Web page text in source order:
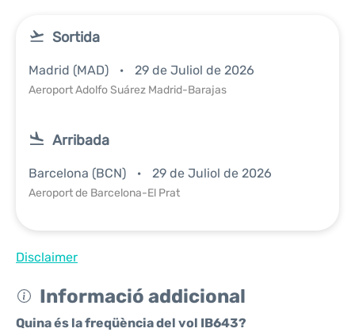
Sortida
Madrid (MAD) 29 de Juliol de 2026
Aeroport Adolfo Suárez Madrid-Barajas
Arribada
Barcelona (BCN) 29 de Juliol de 2026
Aeroport de Barcelona-El Prat
Disclaimer
Informació addicional
Quina és la freqüència del vol IB643?